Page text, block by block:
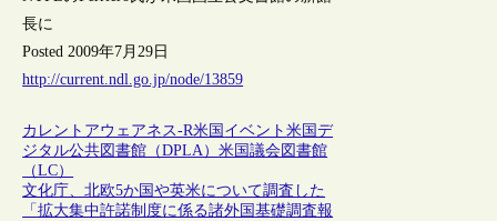
長に
Posted 2009年7月29日
http://current.ndl.go.jp/node/13859
カレントアウェアネス-R米国 イベント米国デ
ジタル公共図書館（DPLA）米国議会図書館
（LC）
文化庁、北欧5か国や英米について調査した
「拡大集中許諾制度に係る諸外国基礎調査報